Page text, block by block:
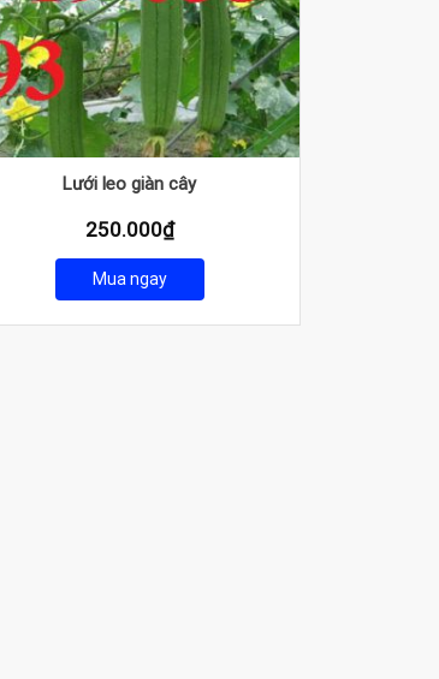
Lưới leo giàn cây
250.000₫
Mua ngay